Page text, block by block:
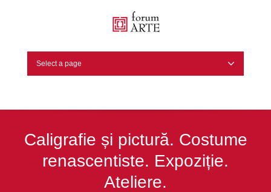
Select a page
Caligrafie și pictură. Costume
renascentiste. Expoziție.
Ateliere.